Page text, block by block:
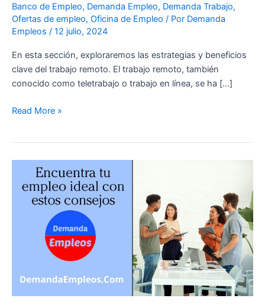
Banco de Empleo, Demanda Empleo, Demanda Trabajo,
Ofertas de empleo, Oficina de Empleo / Por Demanda
Empleos / 12 julio, 2024
En esta sección, exploraremos las estrategias y beneficios
clave del trabajo remoto. El trabajo remoto, también
conocido como teletrabajo o trabajo en línea, se ha […]
Read More »
Encuentra
empleo
consejos